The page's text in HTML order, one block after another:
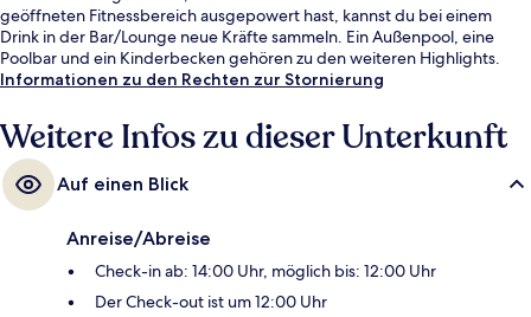
geöffneten Fitnessbereich ausgepowert hast, kannst du bei einem
Drink in der Bar/Lounge neue Kräfte sammeln. Ein Außenpool, eine
Poolbar und ein Kinderbecken gehören zu den weiteren Highlights.
Informationen zu den Rechten zur Stornierung
Weitere Infos zu dieser Unterkunft
Auf einen Blick
Anreise/Abreise
Check-in ab: 14:00 Uhr, möglich bis: 12:00 Uhr
Der Check-out ist um 12:00 Uhr